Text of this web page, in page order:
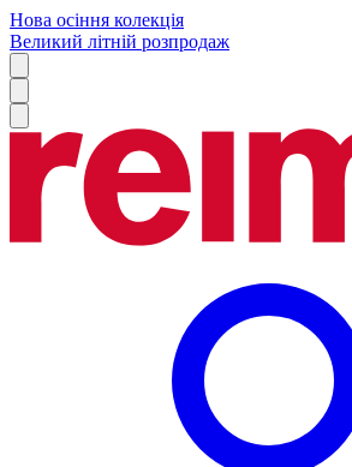
Нова осіння колекція
Великий літній розпродаж